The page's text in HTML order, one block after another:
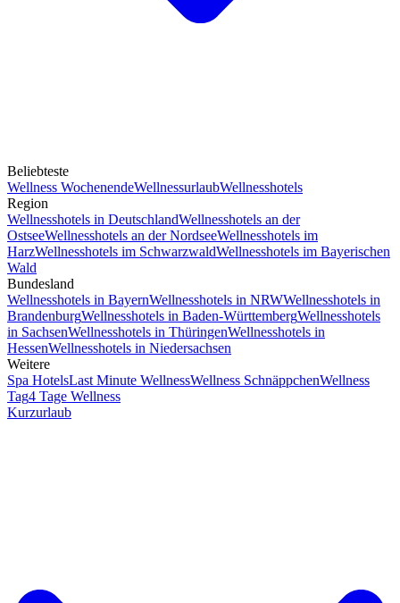
Beliebteste
Wellness WochenendeWellnessurlaubWellnesshotels
Region
Wellnesshotels in DeutschlandWellnesshotels an der
OstseeWellnesshotels an der NordseeWellnesshotels im
HarzWellnesshotels im SchwarzwaldWellnesshotels im Bayerischen
Wald
Bundesland
Wellnesshotels in BayernWellnesshotels in NRWWellnesshotels in
BrandenburgWellnesshotels in Baden-WürttembergWellnesshotels
in SachsenWellnesshotels in ThüringenWellnesshotels in
HessenWellnesshotels in Niedersachsen
Weitere
Spa HotelsLast Minute WellnessWellness SchnäppchenWellness
Tag4 Tage Wellness
Kurzurlaub